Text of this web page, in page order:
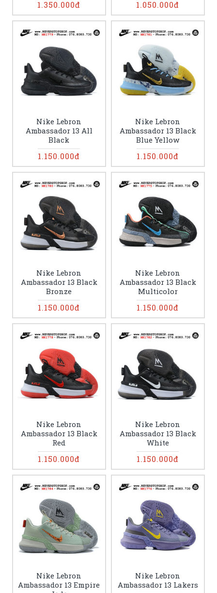
1.350.000đ 1.050.000đ
Nike Lebron
Ambassador 13 All
Black
1.150.000đ
Nike Lebron
Ambassador 13 Black
Blue Yellow
1.150.000đ
Nike Lebron
Ambassador 13 Black
Bronze
1.150.000đ
Nike Lebron
Ambassador 13 Black
Multicolor
1.150.000đ
Nike Lebron
Ambassador 13 Black
Red
1.150.000đ
Nike Lebron
Ambassador 13 Black
White
1.150.000đ
Nike Lebron
Ambassador 13 Empire
Nike Lebron
Ambassador 13 Lakers